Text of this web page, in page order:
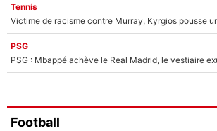
Tennis
PSG
PSG : Mbappé achève le Real Madrid, le vestiaire
Football